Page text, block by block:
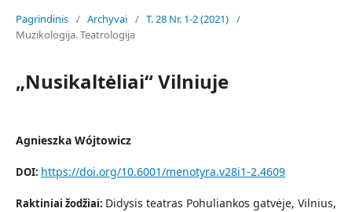
Pagrindinis / Archyvai / T. 28 Nr. 1-2 (2021) /
Muzikologija. Teatrologija
„Nusikaltėliai“ Vilniuje
Agnieszka Wójtowicz
DOI: https://doi.org/10.6001/menotyra.v28i1-2.4609
Raktiniai žodžiai: Didysis teatras Pohuliankos gatvėje, Vilnius,